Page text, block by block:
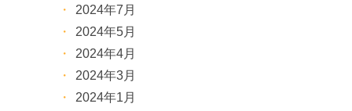
2024年7月
2024年5月
2024年4月
2024年3月
2024年1月